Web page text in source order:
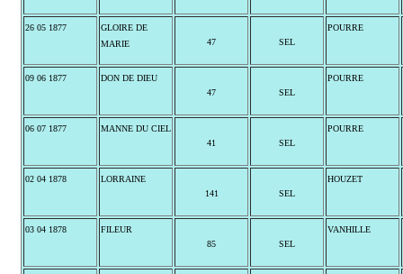
26 05 1877
GLOIRE DE
MARIE
47 SEL
POURRE
09 06 1877
DON DE DIEU
47
SEL
POURRE
06 07 1877
MANNE DU CIEL
41
SEL
POURRE
02 04 1878
LORRAINE
141
SEL
HOUZET
03 04 1878
FILEUR
85
SEL
VANHILLE